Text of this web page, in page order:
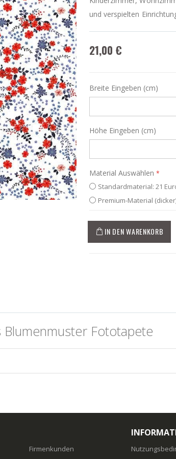
und verspielten
21,00 €
Breite Eingeben (cm)
Höhe Eingeben (cm)
Material Auswählen
Standardmaterial: 21
Premium-Material
IN DEN WARENKORB
Fototapete
Firmenkunden